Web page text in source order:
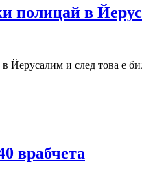
полицай в
и след това е
врабчета